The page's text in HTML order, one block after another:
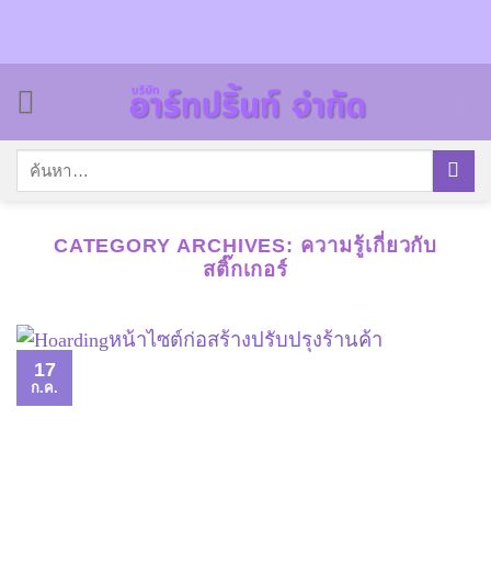
ค้นหา:
CATEGORY ARCHIVES: ความรู้เกี่ยวกับ
สติ๊กเกอร์
17
ก.ค.